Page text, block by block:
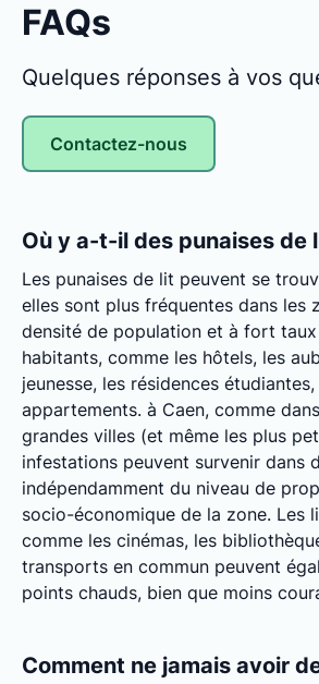
FAQs
Quelques réponses à vos
Contactez-nous
Où y a-t-il des punaises de
Les punaises de lit peuvent se
elles sont plus fréquentes dans les
densité de population et à fort
habitants, comme les hôtels, les
jeunesse, les résidences
appartements. à Caen, comme
grandes villes (et même les plus
infestations peuvent survenir dans
indépendamment du niveau de
socio-économique de la zone. Les
comme les cinémas, les
transports en commun peuvent
points chauds, bien que moins
Comment ne jamais avoir